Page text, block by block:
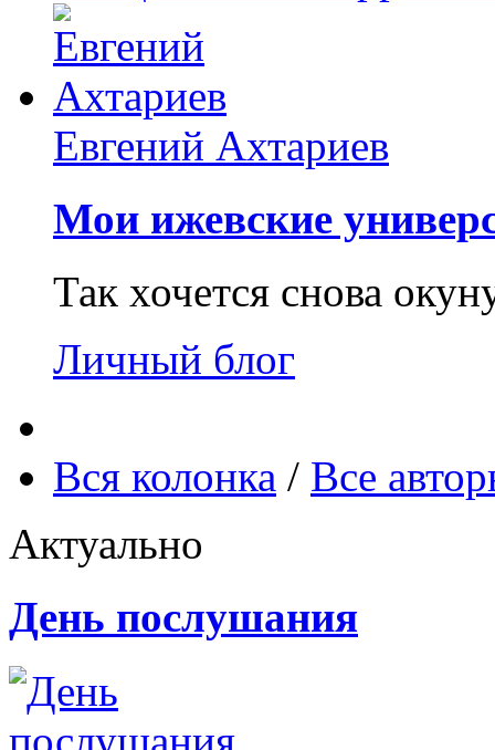
Евгений Ахтариев
Мои ижевские
Так хочется снова
Личный блог
Вся колонка / Все
Актуально
День послушания